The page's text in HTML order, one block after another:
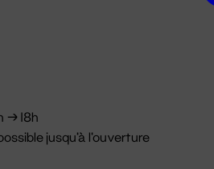
→ 18h
jusqu'à l'ouverture